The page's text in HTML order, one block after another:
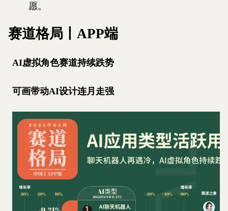
愿。
赛道格局丨APP端
AI虚拟角色赛道持续跌势
可画带动AI设计连月走强